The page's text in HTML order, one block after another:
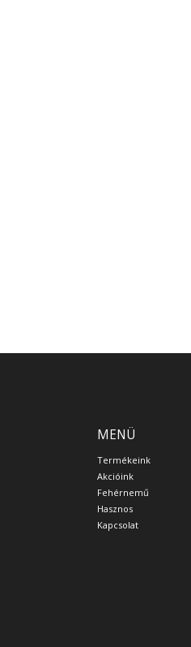
MENÜ
Termékeink
Akcióink
Fehérnemű
Hasznos
Kapcsolat